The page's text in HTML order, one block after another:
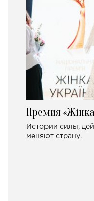
Премия
Истории силы,
меняют страну.